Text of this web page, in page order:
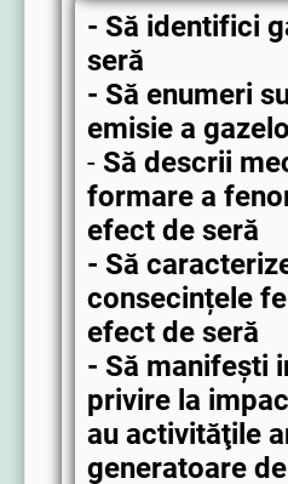
- Să identifici
seră
- Să enumeri
emisie a
- Să descrii
formare a
efect de seră
- Să
consecințele
efect de seră
- Să manifești
privire la
au activităţile
generatoare